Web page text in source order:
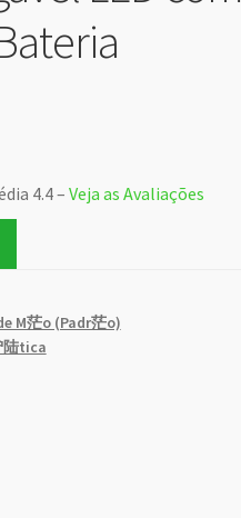
4.4 – Veja as Avaliações
M茫o (Padr茫o)
陆tica